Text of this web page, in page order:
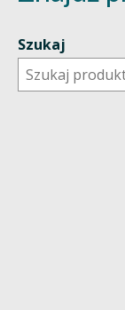
Szukaj